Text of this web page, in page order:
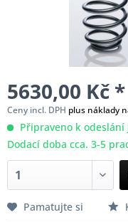
5630,00 Kč *
Ceny incl. DPH plus náklady
Připraveno k odeslání
Dodací doba cca. 3-5
Pamatujte si